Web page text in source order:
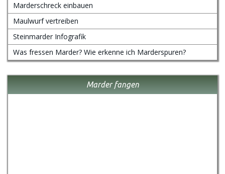
Marderschreck einbauen
Maulwurf vertreiben
Steinmarder Infografik
Was fressen Marder? Wie erkenne ich Marderspuren?
Marder fangen